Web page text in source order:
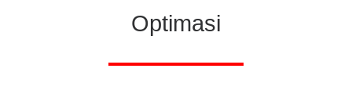
Optimasi